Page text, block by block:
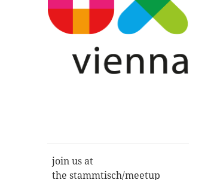
join us at
the stammtisch/meetup